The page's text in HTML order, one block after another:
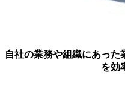
自社の業務や組織にあっ
を効